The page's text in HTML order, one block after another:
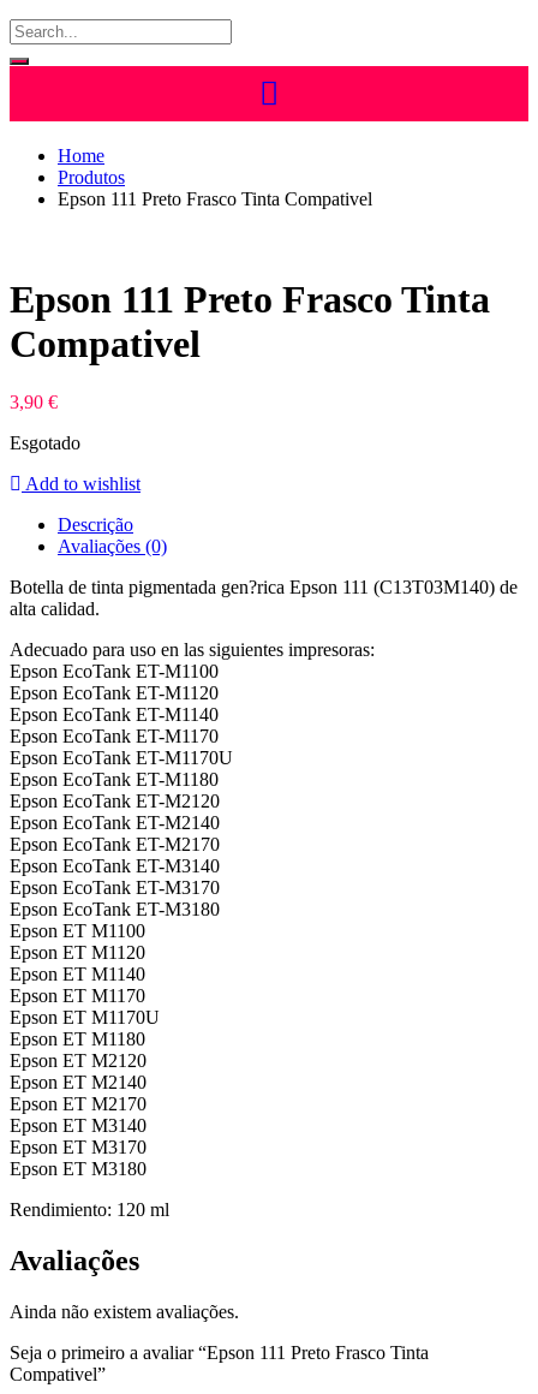
Home
Produtos
Epson 111 Preto Frasco Tinta Compativel
Epson 111 Preto Frasco Tinta
Compativel
3,90 €
Esgotado
Add to wishlist
Descrição
Avaliações (0)
Botella de tinta pigmentada gen?rica Epson 111 (C13T03M140) de
alta calidad.
Adecuado para uso en las siguientes impresoras:
Epson EcoTank ET-M1100
Epson EcoTank ET-M1120
Epson EcoTank ET-M1140
Epson EcoTank ET-M1170
Epson EcoTank ET-M1170U
Epson EcoTank ET-M1180
Epson EcoTank ET-M2120
Epson EcoTank ET-M2140
Epson EcoTank ET-M2170
Epson EcoTank ET-M3140
Epson EcoTank ET-M3170
Epson EcoTank ET-M3180
Epson ET M1100
Epson ET M1120
Epson ET M1140
Epson ET M1170
Epson ET M1170U
Epson ET M1180
Epson ET M2120
Epson ET M2140
Epson ET M2170
Epson ET M3140
Epson ET M3170
Epson ET M3180
Rendimiento: 120 ml
Avaliações
Ainda não existem avaliações.
Seja o primeiro a avaliar “Epson 111 Preto Frasco Tinta
Compativel”